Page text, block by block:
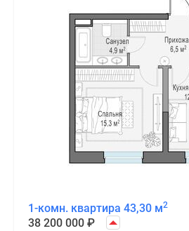
1-комн. квартира 43,30 м2
38 200 000 ₽